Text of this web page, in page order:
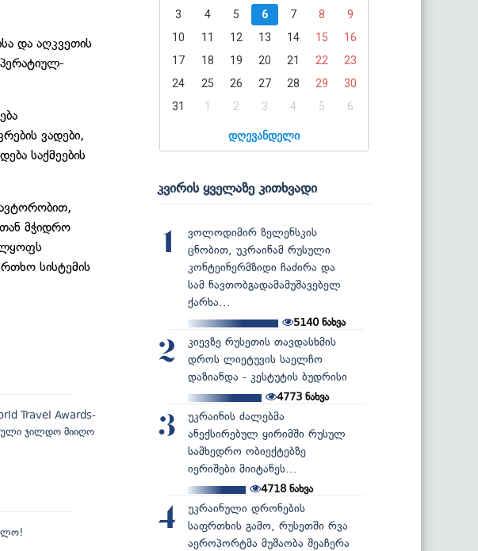
და აღკვეთის
ვადები,
საქმეების
მჭიდრო
სისტემის
Travel Awards-
ჯილდო მიიღო
3
4 5 6 7 8
9
10
11 12 13 14 15
16
17
18 19 20 21 22
23
24
25 26 27 28 29
30
31
1 2 3 4 5 6
დღევანდელი
კვირის ყველაზე კითხვადი
1
ვოლოდიმირ ზელენსკის
ცნობით, უკრაინამ რუსული
კონტეინერმზიდი ჩაძირა და
სამ ნავთობგადამამუშავებელ
ქარხა...
5140ნახვა
2
კიევზე რუსეთის თავდასხმის
დროს ლიეტუვის საელჩო
დაზიანდა - კესტუტის ბუდრისი
4773 ნახვა
3
უკრაინის ძალებმა
ანექსირებულ ყირიმში რუსულ
სამხედრო ობიექტებზე
იერიშები მიიტანეს...
4718ნახვა
4
უკრაინული დრონების
საფრთხის გამო, რუსეთში რვა
აეროპორტმა მუშაობა შეაჩერა